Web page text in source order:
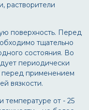
растворители
поверхность. Перед
тщательно
состояния. Во
периодически
применением
вязкости.
температуре от - 25